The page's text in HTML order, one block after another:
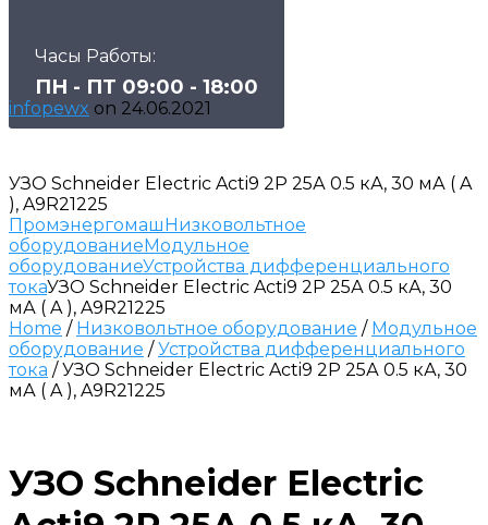
Часы Работы:
ПН - ПТ 09:00 - 18:00
infopewx on 24.06.2021
УЗО Schneider Electric Acti9 2P 25А 0.5 кА, 30 мА ( A
), A9R21225
ПромэнергомашНизковольтное
оборудованиеМодульное
оборудованиеУстройства дифференциального
токаУЗО Schneider Electric Acti9 2P 25А 0.5 кА, 30
мА ( A ), A9R21225
Home / Низковольтное оборудование / Модульное
оборудование /Устройства дифференциального
тока / УЗО Schneider Electric Acti9 2P 25А 0.5 кА, 30
мА ( A ), A9R21225
УЗО Schneider Electric